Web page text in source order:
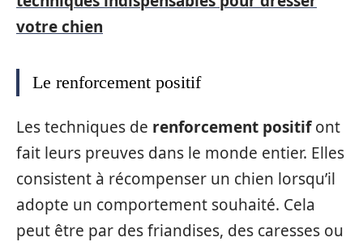
votre chien
Le renforcement positif
Les techniques de renforcement positifont
fait leurs preuves dans le monde entier. Elles
consistent à récompenser un chien lorsqu’il
adopte un comportement souhaité. Cela
peut être par des friandises, des caresses ou